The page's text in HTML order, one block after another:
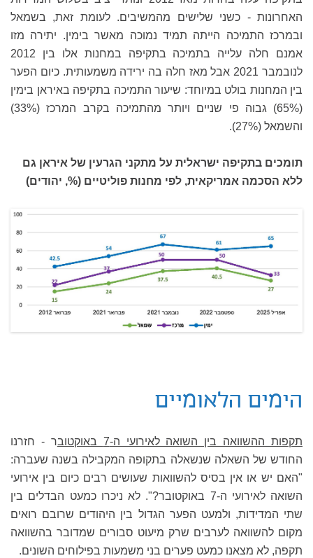
האחרונות - כשני שלישים מהמשיבים. לעומת זאת, בשמאל
ובמרכז התמיכה הייתה תמיד נמוכה מאשר בימין. יתירה מזו
אמנם חלה עלייה בתמיכה בתקיפה במחנות אלו בין 2012
לנובמבר 2021 אבל מאז חלה בה ירידה משמעותית. כיום הפער
בין המחנות בולט במיוחד: שיעור התמיכה בתקיפה באיראן בימין
(65%) גבוה פי שניים ויותר מהתמיכה בקרב המרכז (33%)
והשמאל (27%).
תומכים בתקיפה ישראלית על מתקני הגרעין של איראן גם
ללא הסכמה אמריקאית, לפי מחנות פוליטיים (%, יהודים)
הימים הלאומיים
תקפות ההשוואה בין השואה לאירועי ה-7 באוקטוב
ר - חזרנו
החודש של השאלה שנשאלה בתקופה המקבילה בשנה שעברה:
"האם יש או אין בסיס להשוואות שעושים רבים כיום בין אירועי
השואה לאירועי ה-7 באוקטובר?". לא ניכרו כמעט הבדלים בין
שתי המדידות, ולמעט הפער הגדול בין היהודים שרובם רואים
מקום להשוואה לערבים שרק מיעוט סבורים שמדובר בהשוואה
תקפה, לא מצאנו כמעט פערים בני משמעות בפילוחים השונים.